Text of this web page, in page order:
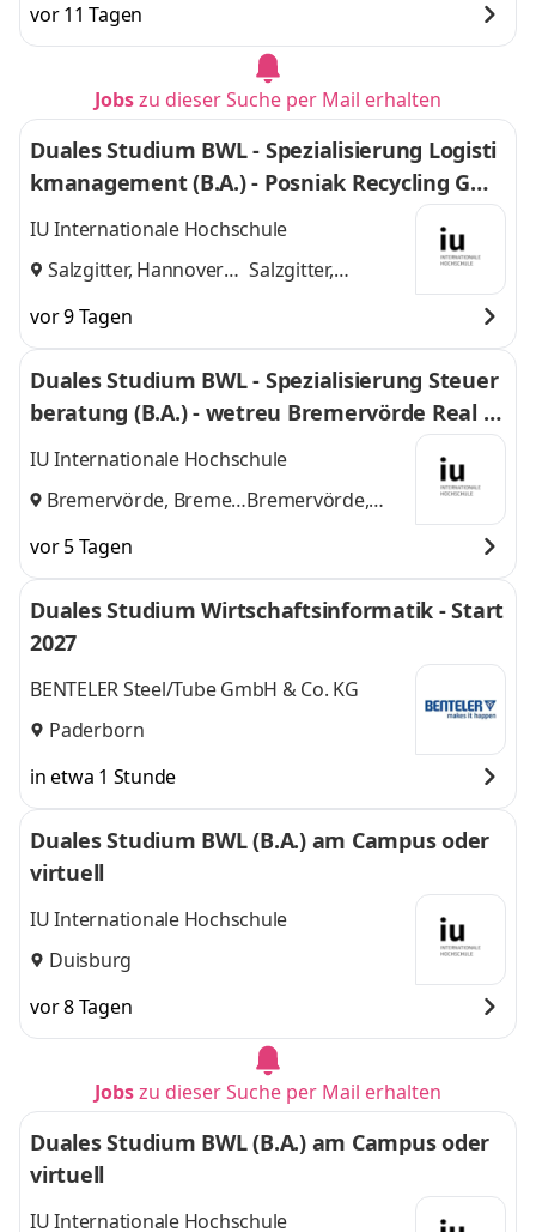
vor 11 Tagen
Jobszu dieser Suche per Mail erhalten
Duales Studium BWL - Spezialisierung Logisti
kmanagement (B.A.) - Posniak Recycling Gmb
H
IU Internationale Hochschule
Salzgitter, Hannover
Salzgitter,
vor 9 Tagen
Duales Studium BWL - Spezialisierung Steuer
beratung (B.A.) - wetreu Bremervörde Real Tr
euhand KG Steuerberatungsgesellschaft
IU Internationale Hochschule
Bremervörde, BremenBremervörde,
vor 5 Tagen
Duales Studium Wirtschaftsinformatik - Start
2027
BENTELER Steel/Tube GmbH & Co. KG
Paderborn
in etwa 1 Stunde
Duales Studium BWL (B.A.) am Campus oder
virtuell
IU Internationale Hochschule
Duisburg
vor 8 Tagen
Jobszu dieser Suche per Mail erhalten
Duales Studium BWL (B.A.) am Campus oder
virtuell
IU Internationale Hochschule